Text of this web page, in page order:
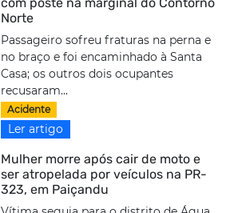
Norte
Passageiro sofreu fraturas na perna e
no braço e foi encaminhado à Santa
Casa; os outros dois ocupantes
recusaram...
Acidente
Ler artigo
Mulher morre após cair de moto e
ser atropelada por veículos na PR-
323, em Paiçandu